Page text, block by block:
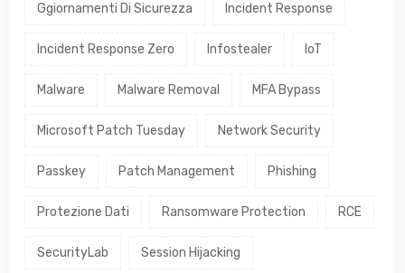
Ggiornamenti Di Sicurezza Incident Response
Incident Response Zero Infostealer IoT
Malware Malware Removal MFA Bypass
Microsoft Patch Tuesday Network Security
Passkey Patch Management Phishing
Protezione Dati Ransomware Protection RCE
SecurityLab Session Hijacking